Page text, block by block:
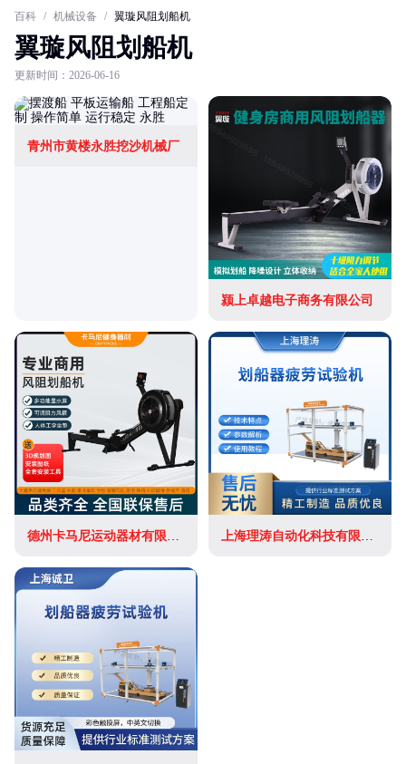
百科 / 机械设备 / 翼璇风阻划船机
翼璇风阻划船机
更新时间：2026-06-16
青州市黄楼永胜挖沙机械厂
颍上卓越电子商务有限公司
德州卡马尼运动器材有限公司 上海理涛自动化科技有限公司